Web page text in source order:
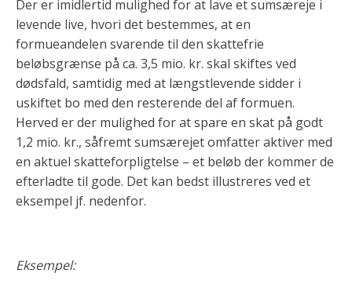
Der er imidlertid mulighed for at lave et sumsæreje i
levende live, hvori det bestemmes, at en
formueandelen svarende til den skattefrie
beløbsgrænse på ca. 3,5 mio. kr. skal skiftes ved
dødsfald, samtidig med at længstlevende sidder i
uskiftet bo med den resterende del af formuen.
Herved er der mulighed for at spare en skat på godt
1,2 mio. kr., såfremt sumsærejet omfatter aktiver med
en aktuel skatteforpligtelse – et beløb der kommer de
efterladte til gode. Det kan bedst illustreres ved et
eksempel jf. nedenfor.
Eksempel: